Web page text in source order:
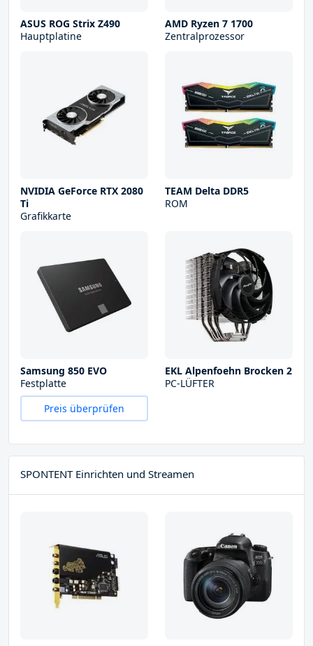
ASUS ROG Strix Z490
Hauptplatine
AMD Ryzen 7 1700
Zentralprozessor
NVIDIA GeForce RTX 2080
Ti
Grafikkarte
TEAM Delta DDR5
ROM
Samsung 850 EVO
Festplatte
Preis überprüfen
EKL Alpenfoehn Brocken 2
PC-LÜFTER
SPONTENT Einrichten und Streamen